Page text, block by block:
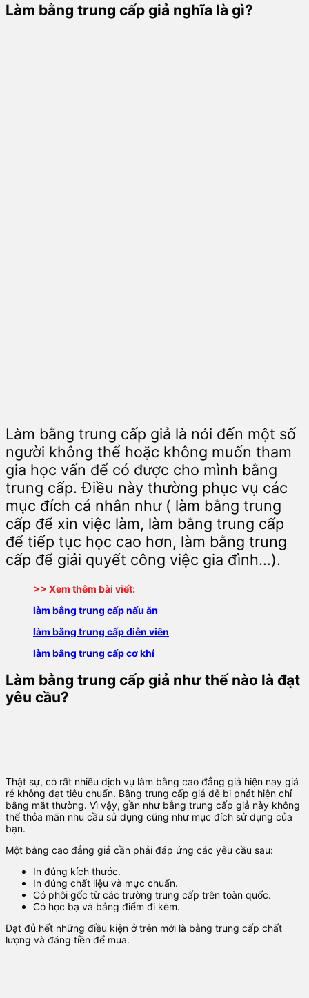
Làm bằng trung cấp giả nghĩa là gì?
Làm bằng trung cấp giả là nói đến một số
người không thể hoặc không muốn tham
gia học vấn để có được cho mình bằng
trung cấp. Điều này thường phục vụ các
mục đích cá nhân như ( làm bằng trung
cấp để xin việc làm, làm bằng trung cấp
để tiếp tục học cao hơn, làm bằng trung
cấp để giải quyết công việc gia đình…).
>> Xem thêm bài viết:
làm bẳng trung cấp nấu ăn
làm bằng trung cấp diễn viên
làm bằng trung cấp cơ khí
Làm bằng trung cấp giả như thế nào là đạt
yêu cầu?
Thật sự, có rất nhiều dịch vụ làm bằng cao đẳng giả hiện nay giá
rẻ không đạt tiêu chuẩn. Bằng trung cấp giả dễ bị phát hiện chỉ
bằng mắt thường. Vì vậy, gần như bằng trung cấp giả này không
thể thỏa mãn nhu cầu sử dụng cũng như mục đích sử dụng của
bạn.
Một bằng cao đẳng giả cần phải đáp ứng các yêu cầu sau:
In đúng kích thước.
In đúng chất liệu và mực chuẩn.
Có phôi gốc từ các trường trung cấp trên toàn quốc.
Có học bạ và bảng điểm đi kèm.
Đạt đủ hết những điều kiện ở trên mới là bằng trung cấp chất
lượng và đáng tiền để mua.